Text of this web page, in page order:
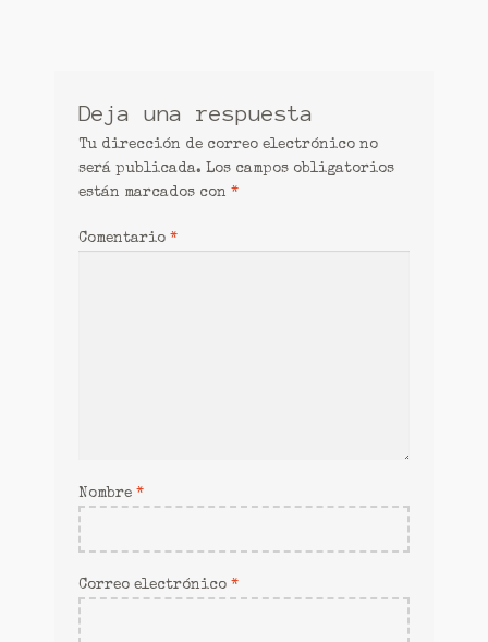
Deja una respuesta
Tu dirección de correo electrónico no
será publicada. Los campos obligatorios
están marcados con *
Comentario *
Nombre *
Correo electrónico *